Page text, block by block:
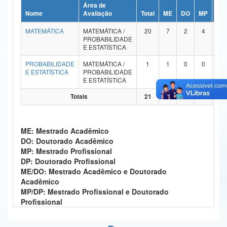
Ministério da Ciência, Tecnologia, Inovações e Comunicações
Ministério do Meio Ambiente
Ministério do Desenvolvimento Regional
Controladoria-Geral da União
Secretaria-Geral
Secretaria de Governo
Gabinete de Segurança Institucional
Advocacia-Geral da União
Nome
Área de
Avaliação
Total ME DO MP
MATEMÁTICA
MATEMÁTICA /
PROBABILIDADE
E ESTATÍSTICA
20 7 2 4
PROBABILIDADE
E ESTATÍSTICA
MATEMÁTICA /
PROBABILIDADE
E ESTATÍSTICA
1 1 0 0
Totais 21 8 2 4
ME: Mestrado Acadêmico
DO: Doutorado Acadêmico
MP: Mestrado Profissional
DP: Doutorado Profissional
ME/DO: Mestrado Acadêmico e Doutorado
Acadêmico
MP/DP: Mestrado Profissional e Doutorado
Profissional